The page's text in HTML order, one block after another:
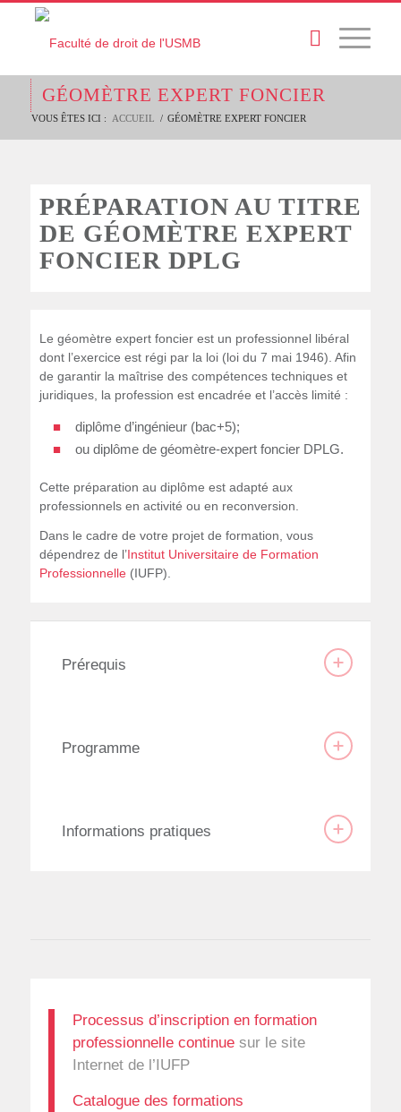
GÉOMÈTRE EXPERT FONCIER
VOUS ÊTES ICI : ACCUEIL / GÉOMÈTRE EXPERT FONCIER
PRÉPARATION AU TITRE
DE GÉOMÈTRE EXPERT
FONCIER DPLG
Le géomètre expert foncier est un professionnel libéral
dont l’exercice est régi par la loi (loi du 7 mai 1946). Afin
de garantir la maîtrise des compétences techniques et
juridiques, la profession est encadrée et l’accès limité :
diplôme d’ingénieur (bac+5);
ou diplôme de géomètre-expert foncier DPLG.
Cette préparation au diplôme est adapté aux
professionnels en activité ou en reconversion.
Dans le cadre de votre projet de formation, vous
dépendrez de l’Institut Universitaire de Formation
Professionnelle(IUFP).
Prérequis
Programme
Informations pratiques
Processus d’inscription en formation
professionnelle continuesur le site
Internet de l’IUFP
Catalogue des formations